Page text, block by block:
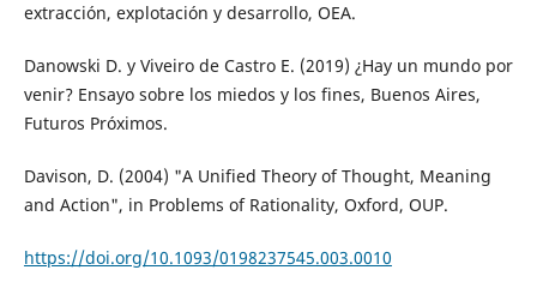
extracción, explotación y desarrollo, OEA.
Danowski D. y Viveiro de Castro E. (2019) ¿Hay un mundo por
venir? Ensayo sobre los miedos y los fines, Buenos Aires,
Futuros Próximos.
Davison, D. (2004) "A Unified Theory of Thought, Meaning
and Action", in Problems of Rationality, Oxford, OUP.
https://doi.org/10.1093/0198237545.003.0010